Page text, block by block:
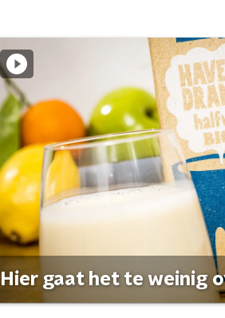
Hier gaat het te weinig